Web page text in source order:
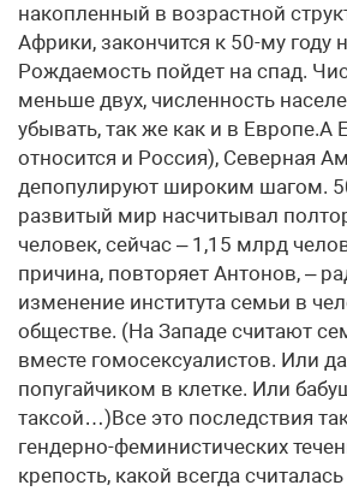
накопленный в возрастной
Африки, закончится к 50-му году
Рождаемость пойдет на спад.
меньше двух, численность
убывать, так же как и в Европе.А
относится и Россия), Северная
депопулируют широким шагом.
развитый мир насчитывал
человек, сейчас – 1,15 млрд
причина, повторяет Антонов, –
изменение института семьи в
обществе. (На Западе считают
вместе гомосексуалистов. Или
попугайчиком в клетке. Или
таксой…)Все это последствия
гендерно-феминистических
крепость, какой всегда